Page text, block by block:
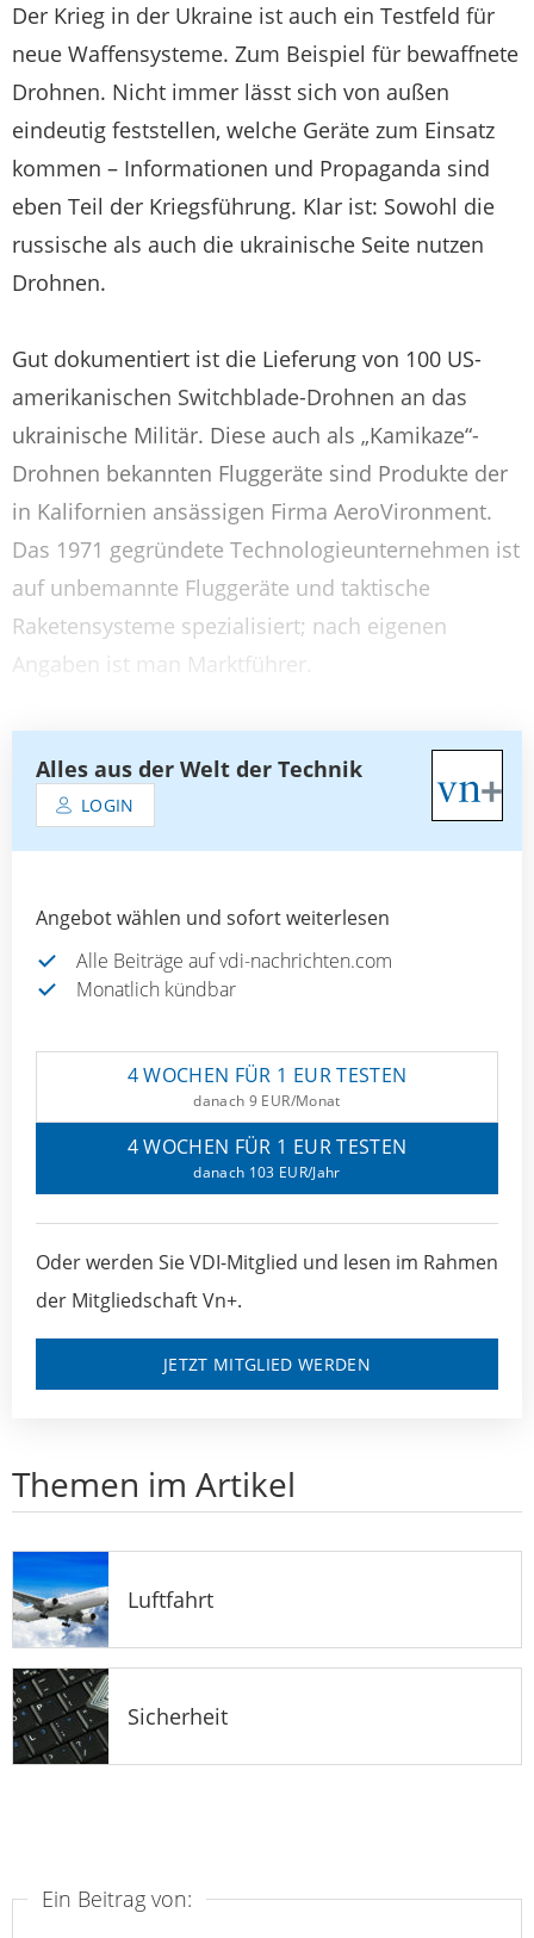
Der Krieg in der Ukraine ist auch ein Testfeld für
neue Waffensysteme. Zum Beispiel für bewaffnete
Drohnen. Nicht immer lässt sich von außen
eindeutig feststellen, welche Geräte zum Einsatz
kommen – Informationen und Propaganda sind
eben Teil der Kriegsführung. Klar ist: Sowohl die
russische als auch die ukrainische Seite nutzen
Drohnen.
Gut dokumentiert ist die Lieferung von 100 US-
amerikanischen Switchblade-Drohnen an das
ukrainische Militär. Diese auch als „Kamikaze“-
Drohnen bekannten Fluggeräte sind Produkte der
in Kalifornien ansässigen Firma AeroVironment.
Das 1971 gegründete Technologieunternehmen ist
auf unbemannte Fluggeräte und taktische
Raketensysteme spezialisiert; nach eigenen
Angaben ist man Marktführer.
Alles aus der Welt der Technik
LOGIN
Angebot wählen und sofort weiterlesen
Alle Beiträge auf vdi-nachrichten.com
Monatlich kündbar
4 WOCHEN FÜR 1 EUR TESTEN
danach 9 EUR/Monat
4 WOCHEN FÜR 1 EUR TESTEN
danach 103 EUR/Jahr
Oder werden Sie VDI-Mitglied und lesen im Rahmen
der Mitgliedschaft Vn+.
JETZT MITGLIED WERDEN
Themen im Artikel
Luftfahrt
Sicherheit
Ein Beitrag von: